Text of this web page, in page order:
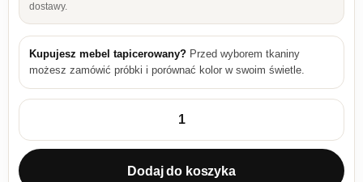
dostawy.
Kupujesz mebel tapicerowany? Przed wyborem tkaniny
możesz zamówić próbki i porównać kolor w swoim świetle.
ilość Łóżko tapicerowane 180×200 Armin 20 z pojemnikiem
Dodaj do koszyka